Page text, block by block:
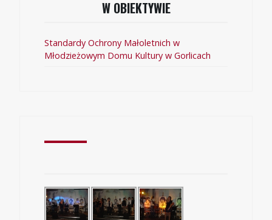
W OBIEKTYWIE
Standardy Ochrony Małoletnich w
Młodzieżowym Domu Kultury w Gorlicach